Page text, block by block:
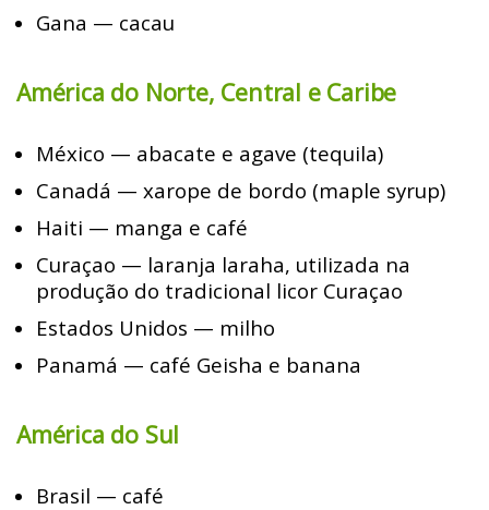
Gana — cacau
América do Norte, Central e Caribe
México — abacate e agave (tequila)
Canadá — xarope de bordo (maple syrup)
Haiti — manga e café
Curaçao — laranja laraha, utilizada na
produção do tradicional licor Curaçao
Estados Unidos — milho
Panamá — café Geisha e banana
América do Sul
Brasil — café